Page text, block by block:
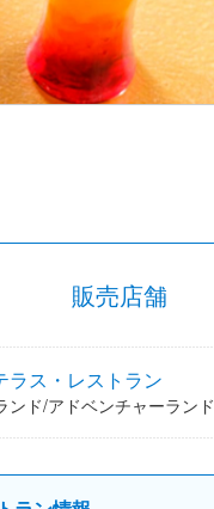
販売店舗
ラス・レストラン
ンド/アドベンチャーランド